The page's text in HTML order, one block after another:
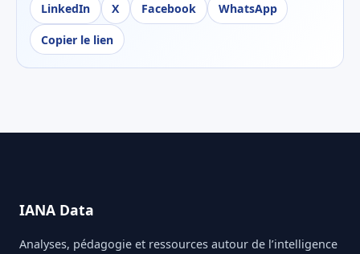
LinkedIn X Facebook WhatsApp
Copier le lien
IANA Data
Analyses, pédagogie et ressources autour de l’intelligence